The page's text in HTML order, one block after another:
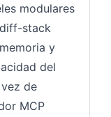
modulares
stack
y
del
de
MCP